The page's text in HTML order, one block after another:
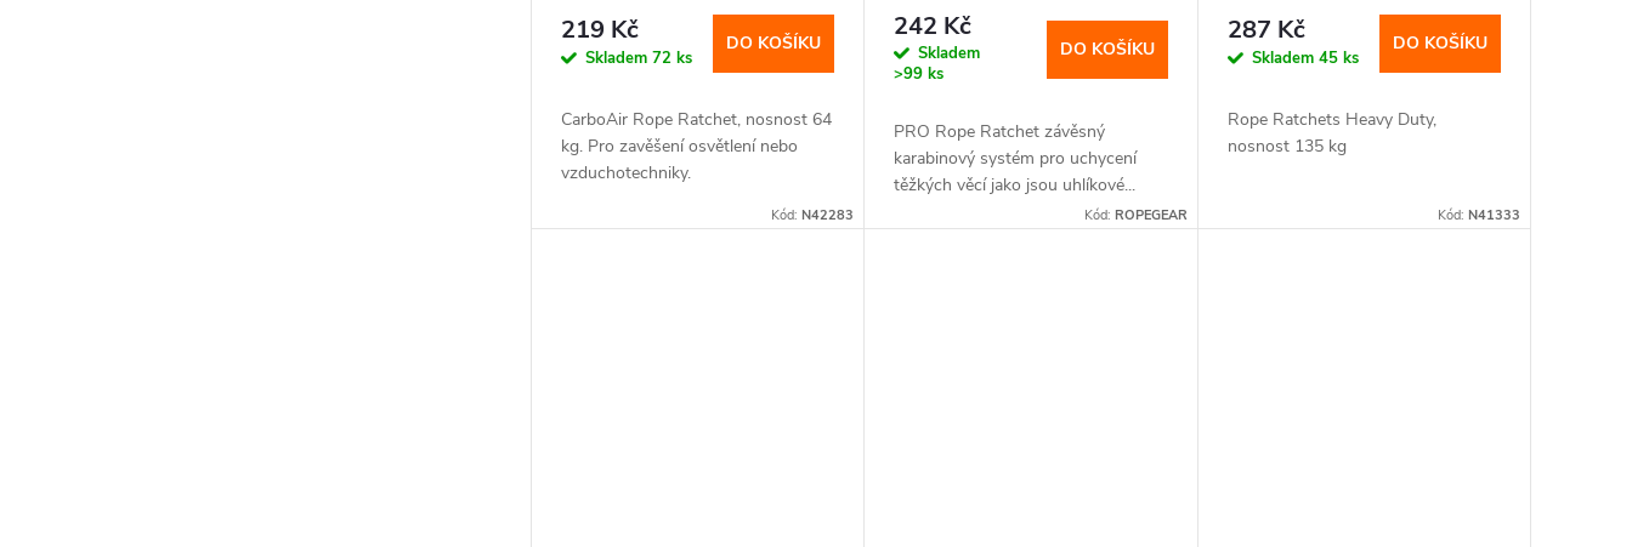
219 Kč
Skladem 72 ks
DO KOŠÍKU
CarboAir Rope Ratchet, nosnost 64
kg. Pro zavěšení osvětlení nebo
vzduchotechniky.
Kód:N42283
242 Kč
Skladem
>99 ks
DO KOŠÍKU
PRO Rope Ratchet závěsný
karabinový systém pro uchycení
těžkých věcí jako jsou uhlíkové...
Kód: ROPEGEAR
287 Kč
Skladem 45 ks
DO KOŠÍKU
Rope Ratchets Heavy Duty,
nosnost 135 kg
Kód: N41333